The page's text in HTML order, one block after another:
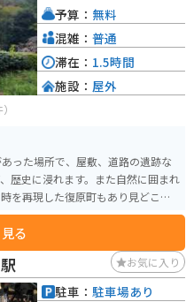
った場所で、屋敷、道路の遺跡な
歴史に浸れます。また自然に囲まれ
を再現した復原町もあり見どころ
る
予算： 無料
混雑： 普通
滞在： 1.5時間
施設： 屋外
お気に入り
駐車： 駐車場あり